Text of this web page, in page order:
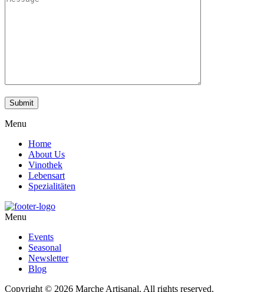
Menu
Home
About Us
Vinothek
Lebensart
Spezialitäten
Menu
Events
Seasonal
Newsletter
Blog
Copyright © 2026 Marche Artisanal. All rights reserved.